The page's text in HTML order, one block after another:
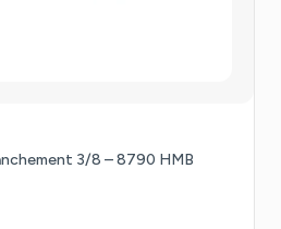
3/8 – 8790 HMB